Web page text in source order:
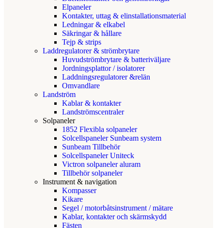
Elpaneler
Kontakter, uttag & elinstallationsmaterial
Ledningar & elkabel
Säkringar & hållare
Tejp & strips
Laddregulatorer & strömbrytare
Huvudströmbrytare & batteriväljare
Jordningsplattor / isolatorer
Laddningsregulatorer &relän
Omvandlare
Landström
Kablar & kontakter
Landströmscentraler
Solpaneler
1852 Flexibla solpaneler
Solcellspaneler Sunbeam system
Sunbeam Tillbehör
Solcellspaneler Uniteck
Victron solpaneler aluram
Tillbehör solpaneler
Instrument & navigation
Kompasser
Kikare
Segel / motorbåtsinstrument / mätare
Kablar, kontakter och skärmskydd
Fästen